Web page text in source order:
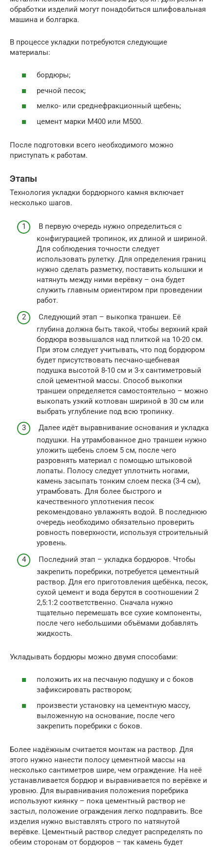
обработки изделий могут понадобиться шлифовальная
машина и болгарка.
В процессе укладки потребуются следующие
материалы:
бордюры;
речной песок;
мелко- или среднефракционный щебень;
цемент марки М400 или М500.
После подготовки всего необходимого можно
приступать к работам.
Этапы
Технология укладки бордюрного камня включает
несколько шагов.
В первую очередь нужно определиться с
конфигурацией тропинок, их длиной и шириной.
Для соблюдения точности следует
использовать рулетку. Для определения границ
нужно сделать разметку, поставить колышки и
натянуть между ними верёвку – она будет
служить главным ориентиром при проведении
работ.
Следующий этап – выкопка траншеи. Её
глубина должна быть такой, чтобы верхний край
бордюра возвышался над плиткой на 10-20 см.
При этом следует учитывать, что под бордюром
будет присутствовать песчано-щебневая
подушка высотой 8-10 см и 3-х сантиметровый
слой цементной массы. Способ выкопки
траншеи определяется самостоятельно – можно
выкопать узкий котлован шириной в 30 см или
выбрать углубление под всю тропинку.
Далее идёт выравнивание основания и укладка
подушки. На утрамбованное дно траншеи нужно
уложить щебень слоем 5 см, после чего
разровнять материал с помощью штыковой
лопаты. Полосу следует уплотнить ногами,
камень засыпать тонким слоем песка (3-4 см),
утрамбовать. Для более быстрого и
качественного уплотнения песок
рекомендовано увлажнять водой. В последнюю
очередь необходимо обязательно проверить
ровность поверхности, используя строительный
уровень.
Последний этап – укладка бордюров. Чтобы
закрепить поребрики, потребуется цементный
раствор. Для его приготовления щебёнка, песок,
сухой цемент и вода берутся в соотношении 2
2,5:1:2 соответственно. Сначала нужно
тщательно перемешать все сухие компоненты,
после чего небольшими объёмами добавлять
жидкость.
Укладывать бордюры можно двумя способами:
положить их на песчаную подушку и с боков
зафиксировать раствором;
произвести установку на цементную массу,
выложенную на основание, после чего
закрепить поребрики с боков.
Более надёжным считается монтаж на раствор. Для
этого нужно нанести полосу цементной массы на
несколько сантиметров шире, чем ограждение. На неё
устанавливается бордюр и выравнивается по верёвке и
уровню. Для выравнивания положения поребрика
используют киянку – пока цементный раствор не
застыл, положение ограждения легко подправить. Все
изделия нужно выставлять строго по натянутой
верёвке. Цементный раствор следует распределять по
обеим сторонам от бордюров – так камень будет